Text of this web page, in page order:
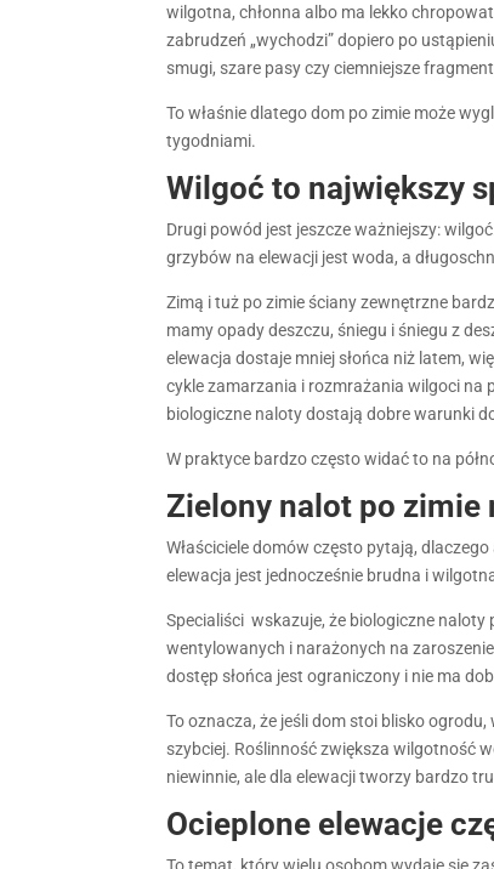
wilgotna, chłonna albo ma lekko
zabrudzeń „wychodzi” dopiero po
smugi, szare pasy czy ciemniejsze
To właśnie dlatego dom po zimie może
tygodniami.
Wilgoć to największy
Drugi powód jest jeszcze ważniejszy:
grzybów na elewacji jest woda, a
Zimą i tuż po zimie ściany zewnętrzne
mamy opady deszczu, śniegu i śniegu z
elewacja dostaje mniej słońca niż latem,
cykle zamarzania i rozmrażania wilgoci na
biologiczne naloty dostają dobre warunki
W praktyce bardzo często widać to na
Zielony nalot po zimie
Właściciele domów często pytają,
elewacja jest jednocześnie brudna i
Specialiści wskazuje, że biologiczne
wentylowanych i narażonych na
dostęp słońca jest ograniczony i nie ma
To oznacza, że jeśli dom stoi blisko
szybciej. Roślinność zwiększa wilgotność
niewinnie, ale dla elewacji tworzy bardzo
Ocieplone elewacje
To temat, który wielu osobom wydaje się